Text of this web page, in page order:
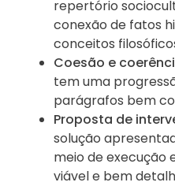
repertório
conexão de fatos
conceitos
Coesão e
tem uma
parágrafos bem
Proposta de
solução
meio de execução
viável e bem